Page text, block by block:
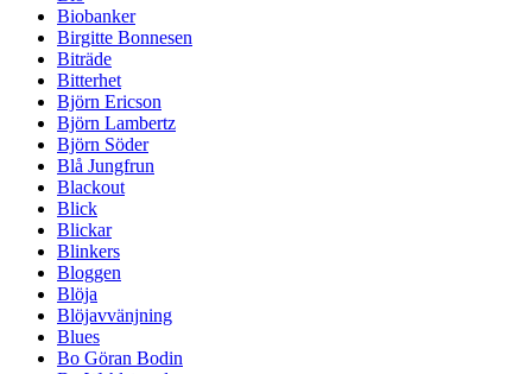
Biobanker
Birgitte Bonnesen
Biträde
Bitterhet
Björn Ericson
Björn Lambertz
Björn Söder
Blå Jungfrun
Blackout
Blick
Blickar
Blinkers
Bloggen
Blöja
Blöjavvänjning
Blues
Bo Göran Bodin